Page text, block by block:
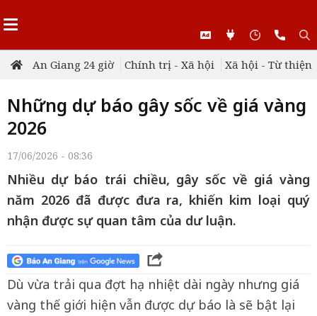
An Giang 24 giờ Chính trị - Xã hội Xã hội - Từ thiện
Những dự báo gây sốc về giá vàng
2026
17/06/2026 - 08:36
Nhiều dự báo trái chiều, gây sốc về giá vàng
năm 2026 đã được đưa ra, khiến kim loại quý
nhận được sự quan tâm của dư luận.
Dù vừa trải qua đợt hạ nhiệt dài ngày nhưng giá
vàng thế giới hiện vẫn được dự báo là sẽ bật lại